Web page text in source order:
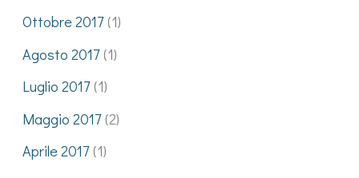
Ottobre 2017(1)
Agosto 2017(1)
Luglio 2017(1)
Maggio 2017(2)
Aprile 2017(1)